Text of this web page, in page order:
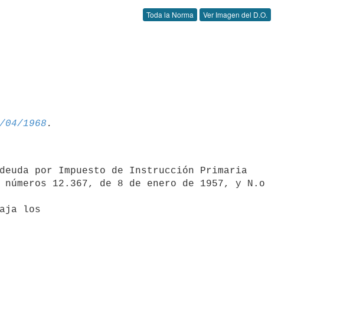
Toda la Norma Ver Imagen del D.O.
04/1968
por Impuesto de Instrucción Primaria
12.367, de 8 de enero de 1957, y N.o
los